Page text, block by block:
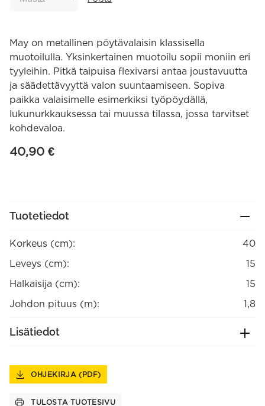
May on metallinen pöytävalaisin klassisella
muotoilulla. Yksinkertainen muotoilu sopii moniin eri
tyyleihin. Pitkä taipuisa flexivarsi antaa joustavuutta
ja säädettävyyttä valon suuntaamiseen. Sopiva
paikka valaisimelle esimerkiksi työpöydällä,
lukunurkkauksessa tai muussa tilassa, jossa tarvitset
kohdevaloa.
40,90 €
Tuotetiedot
Korkeus (cm):
40
Leveys (cm):
15
Halkaisija (cm):
15
Johdon pituus (m):
1,8
Lisätiedot
OHJEKIRJA (PDF)
TULOSTA TUOTESIVU